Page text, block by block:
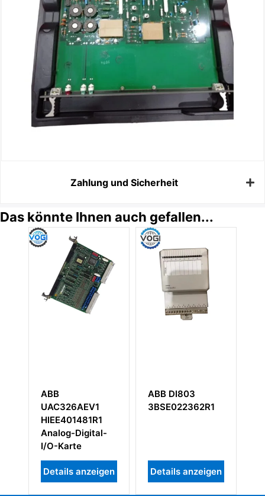
Zahlung und Sicherheit
Das könnte Ihnen auch gefallen...
ABB
UAC326AEV1
HIEE401481R1
Analog-Digital-
I/O-Karte
Details anzeigen
ABB DI803
3BSE022362R1
Details anzeigen